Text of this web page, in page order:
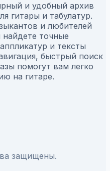
и удобный архив
гитары и табулатур.
и любителей
точные
и тексты
быстрый поиск
помогут вам легко
на гитаре.
защищены.